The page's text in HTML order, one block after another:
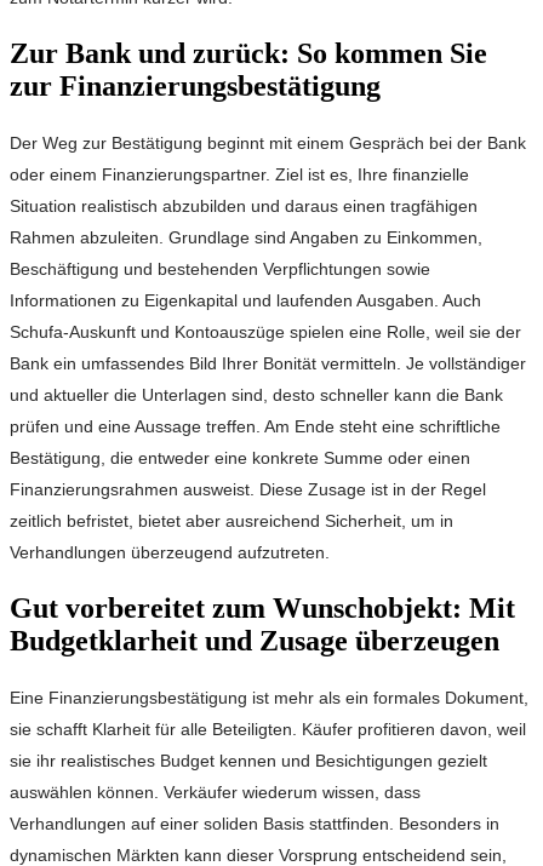
Zur Bank und zurück: So kommen Sie
zur Finanzierungsbestätigung
Der Weg zur Bestätigung beginnt mit einem Gespräch bei der Bank
oder einem Finanzierungspartner. Ziel ist es, Ihre finanzielle
Situation realistisch abzubilden und daraus einen tragfähigen
Rahmen abzuleiten. Grundlage sind Angaben zu Einkommen,
Beschäftigung und bestehenden Verpflichtungen sowie
Informationen zu Eigenkapital und laufenden Ausgaben. Auch
Schufa-Auskunft und Kontoauszüge spielen eine Rolle, weil sie der
Bank ein umfassendes Bild Ihrer Bonität vermitteln. Je vollständiger
und aktueller die Unterlagen sind, desto schneller kann die Bank
prüfen und eine Aussage treffen. Am Ende steht eine schriftliche
Bestätigung, die entweder eine konkrete Summe oder einen
Finanzierungsrahmen ausweist. Diese Zusage ist in der Regel
zeitlich befristet, bietet aber ausreichend Sicherheit, um in
Verhandlungen überzeugend aufzutreten.
Gut vorbereitet zum Wunschobjekt: Mit
Budgetklarheit und Zusage überzeugen
Eine Finanzierungsbestätigung ist mehr als ein formales Dokument,
sie schafft Klarheit für alle Beteiligten. Käufer profitieren davon, weil
sie ihr realistisches Budget kennen und Besichtigungen gezielt
auswählen können. Verkäufer wiederum wissen, dass
Verhandlungen auf einer soliden Basis stattfinden. Besonders in
dynamischen Märkten kann dieser Vorsprung entscheidend sein,